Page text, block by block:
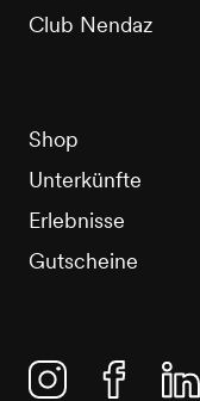
Club Nendaz
Shop
Unterkünfte
Erlebnisse
Gutscheine